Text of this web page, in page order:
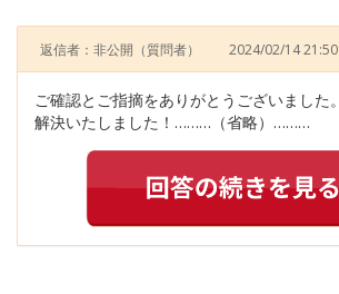
返信者：非公開 （質問者） 2024/02/14 21:50
ご確認とご指摘をありがとうございました。
解決いたしました！………（省略）………